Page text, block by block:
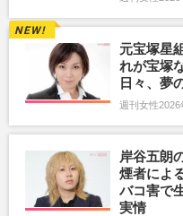
元宝塚星
れが宝塚
日々、夢
週刊女性
岸谷五朗
煙者によ
バコ害で
実情